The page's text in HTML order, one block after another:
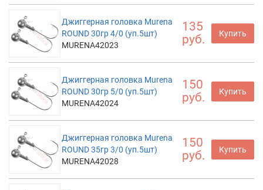
Джиггерная головка Murena
ROUND 30гр 4/0 (уп.5шт)
MURENA42023
135
руб.
Купить
Джиггерная головка Murena
ROUND 30гр 5/0 (уп.5шт)
MURENA42024
150
руб.
Купить
Джиггерная головка Murena
ROUND 35гр 3/0 (уп.5шт)
MURENA42028
150
руб.
Купить